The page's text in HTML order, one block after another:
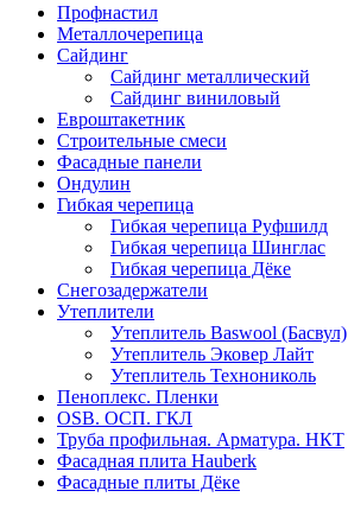
Профнастил
Металлочерепица
Сайдинг
Сайдинг металлический
Сайдинг виниловый
Евроштакетник
Строительные смеси
Фасадные панели
Ондулин
Гибкая черепица
Гибкая черепица Руфшилд
Гибкая черепица Шинглас
Гибкая черепица Дёке
Снегозадержатели
Утеплители
Утеплитель Baswool (Басвул)
Утеплитель Эковер Лайт
Утеплитель Технониколь
Пеноплекс. Пленки
OSB. ОСП. ГКЛ
Труба профильная. Арматура. НКТ
Фасадная плита Hauberk
Фасадные плиты Дёке